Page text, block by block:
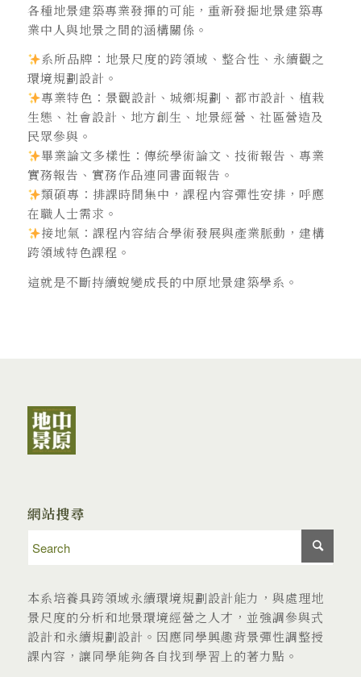
各種地景建築專業發揮的可能，重新發掘地景建築專
業中人與地景之間的涵構關係。
系所品牌：地景尺度的跨領域、整合性、永續觀之
環境規劃設計。
專業特色：景觀設計、城鄉規劃、都市設計、植栽
生態、社會設計、地方創生、地景經營、社區營造及
民眾參與。
畢業論文多樣性：傳統學術論文、技術報告、專業
實務報告、實務作品連同書面報告。
類碩專：排課時間集中，課程內容彈性安排，呼應
在職人士需求。
接地氣：課程內容結合學術發展與產業脈動，建構
跨領域特色課程。
這就是不斷持續蛻變成長的中原地景建築學系。
網站搜尋
本系培養具跨領域永續環境規劃設計能力，與處理地
景尺度的分析和地景環境經營之人才，並強調參與式
設計和永續規劃設計。因應同學興趣背景彈性調整授
課內容，讓同學能夠各自找到學習上的著力點。